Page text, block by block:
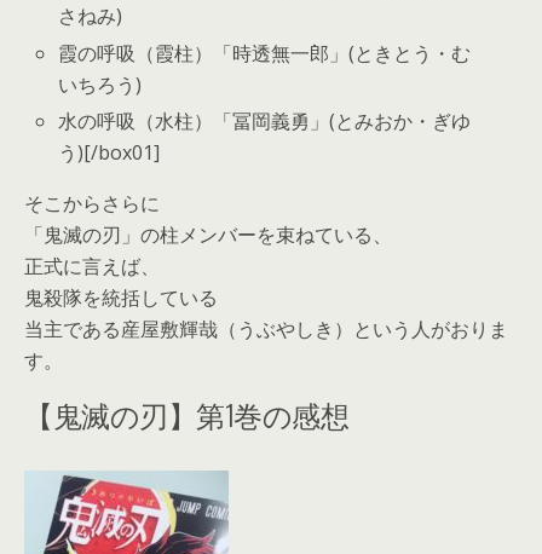
さねみ)
霞の呼吸（霞柱）「時透無一郎」(ときとう・む
いちろう)
水の呼吸（水柱）「冨岡義勇」(とみおか・ぎゆ
う)[/box01]
そこからさらに
「鬼滅の刃」の柱メンバーを束ねている、
正式に言えば、
鬼殺隊を統括している
当主である産屋敷輝哉（うぶやしき）という人がおりま
す。
【鬼滅の刃】第1巻の感想